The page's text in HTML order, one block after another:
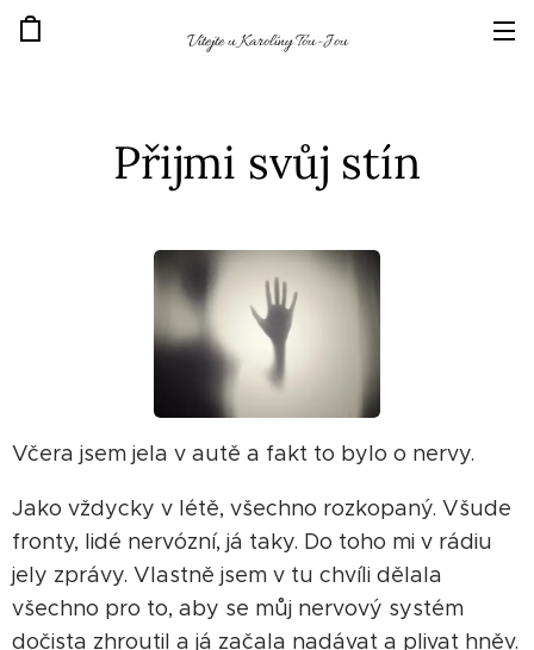
Vítejte u Karolíny Tou-Jou
Přijmi svůj stín
Včera jsem jela v autě a fakt to bylo o nervy.
Jako vždycky v létě, všechno rozkopaný. Všude
fronty, lidé nervózní, já taky. Do toho mi v rádiu
jely zprávy. Vlastně jsem v tu chvíli dělala
všechno pro to, aby se můj nervový systém
dočista zhroutil a já začala nadávat a plivat hněv.